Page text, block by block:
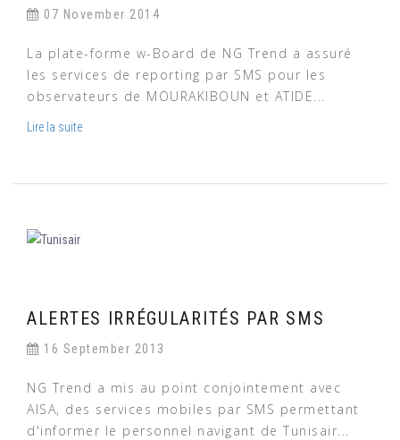
07 November 2014
La plate-forme w-Board de NG Trend a assuré
les services de reporting par SMS pour les
observateurs de MOURAKIBOUN et ATIDE...
Lire la suite
ALERTES IRRÉGULARITÉS PAR SMS
16 September 2013
NG Trend a mis au point conjointement avec
AISA, des services mobiles par SMS permettant
d'informer le personnel navigant de Tunisair...